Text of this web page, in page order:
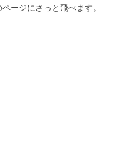
ージにさっと飛べます。